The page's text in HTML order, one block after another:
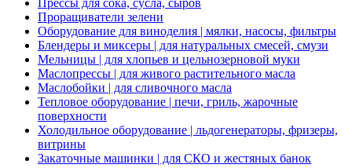
Прессы для сока, сусла, сыров
Проращиватели зелени
Оборудование для виноделия | мялки, насосы, фильтры
Блендеры и миксеры | для натуральных смесей, смузи
Мельницы | для хлопьев и цельнозерновой муки
Маслопрессы | для живого растительного масла
Маслобойки | для сливочного масла
Тепловое оборудование | печи, гриль, жарочные
поверхности
Холодильное оборудование | льдогенераторы, фризеры,
витрины
Закаточные машинки | для СКО и жестяных банок